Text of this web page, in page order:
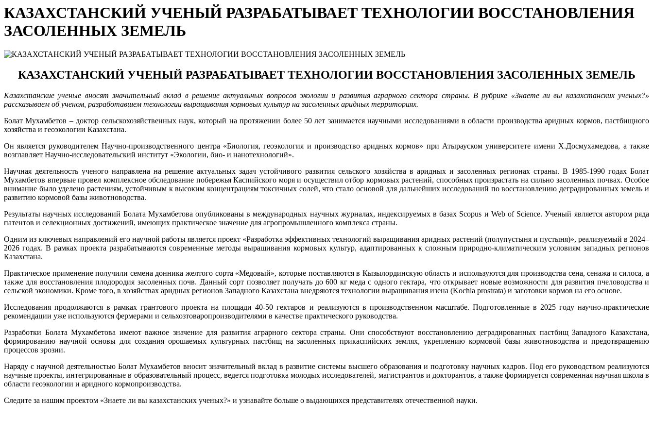
КАЗАХСТАНСКИЙ УЧЕНЫЙ РАЗРАБАТЫВАЕТ ТЕХНОЛОГИИ ВОССТАНОВЛЕНИЯ
ЗАСОЛЕННЫХ ЗЕМЕЛЬ
КАЗАХСТАНСКИЙ УЧЕНЫЙ РАЗРАБАТЫВАЕТ ТЕХНОЛОГИИ ВОССТАНОВЛЕНИЯ ЗАСОЛЕННЫХ ЗЕМЕЛЬ
Казахстанские ученые вносят значительный вклад в решение актуальных вопросов экологии и развития аграрного сектора страны. В рубрике «Знаете ли вы казахстанских ученых?»
рассказываем обученом, разработавшем технологии выращивания кормовых культур назасоленных аридных территориях.
Болат Мухамбетов – доктор сельскохозяйственных наук, который на протяжении более 50 лет занимается научными исследованиями в области производства аридных кормов, пастбищного
хозяйства и геоэкологии Казахстана.
Он является руководителем Научно-производственного центра «Биология, геоэкология и производство аридных кормов» при Атырауском университете имени Х.Досмухамедова, а также
возглавляет Научно-исследовательский институт «Экологии, био- и нанотехнологий».
Научная деятельность ученого направлена на решение актуальных задач устойчивого развития сельского хозяйства в аридных и засоленных регионах страны. В 1985-1990 годах Болат
Мухамбетов впервые провел комплексное обследование побережья Каспийского моря и осуществил отбор кормовых растений, способных произрастать на сильно засоленных почвах. Особое
внимание было уделено растениям, устойчивым к высоким концентрациям токсичных солей, что стало основой для дальнейших исследований по восстановлению деградированных земель и
развитию кормовой базы животноводства.
Результаты научных исследований Болата Мухамбетова опубликованы в международных научных журналах, индексируемых в базах Scopus и Web of Science. Ученый является автором ряда
патентов и селекционных достижений, имеющих практическое значение для агропромышленного комплекса страны.
Одним из ключевых направлений его научной работы является проект «Разработка эффективных технологий выращивания аридных растений (полупустыня и пустыня)», реализуемый в 2024–
2026 годах. В рамках проекта разрабатываются современные методы выращивания кормовых культур, адаптированных к сложным природно-климатическим условиям западных регионов
Казахстана.
Практическое применение получили семена донника желтого сорта «Медовый», которые поставляются в Кызылординскую область и используются для производства сена, сенажа и силоса, а
также для восстановления плодородия засоленных почв. Данный сорт позволяет получать до 600 кг меда с одного гектара, что открывает новые возможности для развития пчеловодства и
сельской экономики. Кроме того, в хозяйствах аридных регионов Западного Казахстана внедряются технологии выращивания изена (Kochia prostrata) и заготовки кормов на его основе.
Исследования продолжаются в рамках грантового проекта на площади 40-50 гектаров и реализуются в производственном масштабе. Подготовленные в 2025 году научно-практические
рекомендации уже используются фермерами и сельхозтоваропроизводителями в качестве практического руководства.
Разработки Болата Мухамбетова имеют важное значение для развития аграрного сектора страны. Они способствуют восстановлению деградированных пастбищ Западного Казахстана,
формированию научной основы для создания орошаемых культурных пастбищ на засоленных прикаспийских землях, укреплению кормовой базы животноводства и предотвращению
процессов эрозии.
Наряду с научной деятельностью Болат Мухамбетов вносит значительный вклад в развитие системы высшего образования и подготовку научных кадров. Под его руководством реализуются
научные проекты, интегрированные в образовательный процесс, ведется подготовка молодых исследователей, магистрантов и докторантов, а также формируется современная научная школа в
области геоэкологии и аридного кормопроизводства.
Следите за нашим проектом «Знаете ли вы казахстанских ученых?» и узнавайте больше о выдающихся представителях отечественной науки.